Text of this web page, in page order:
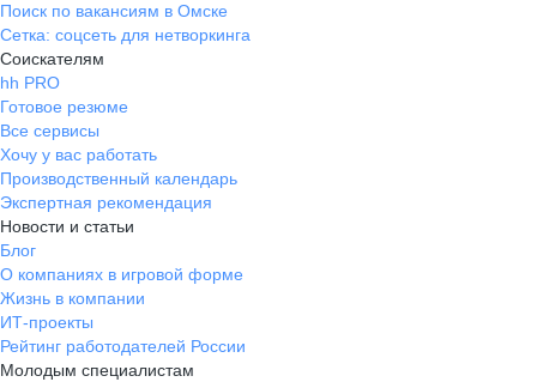
Поиск по вакансиям в Омске
Сетка: соцсеть для нетворкинга
Соискателям
hh PRO
Готовое резюме
Все сервисы
Хочу у вас работать
Производственный календарь
Экспертная рекомендация
Новости и статьи
Блог
О компаниях в игровой форме
Жизнь в компании
ИТ-проекты
Рейтинг работодателей России
Молодым специалистам